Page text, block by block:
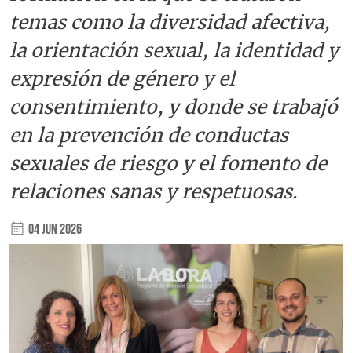
temas como la diversidad afectiva,
la orientación sexual, la identidad y
expresión de género y el
consentimiento, y donde se trabajó
en la prevención de conductas
sexuales de riesgo y el fomento de
relaciones sanas y respetuosas.
04 Jun 2026